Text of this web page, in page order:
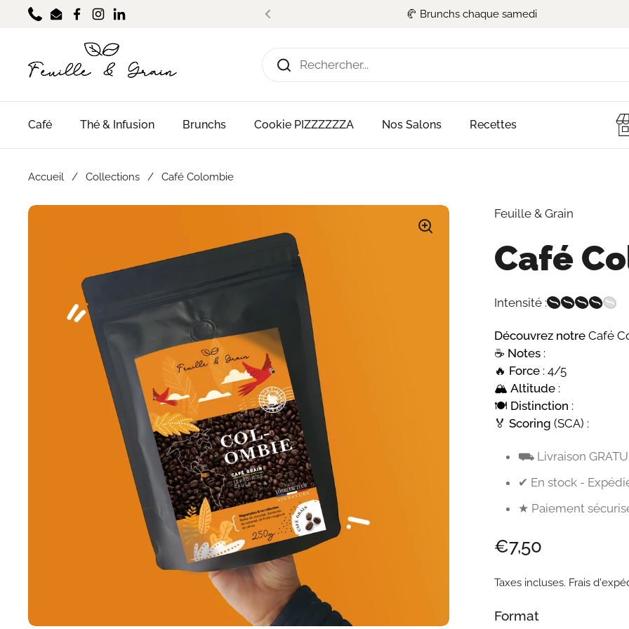
Passer au contenu
PhoneEmailFacebook
Instagram
LinkedIn Précédent
🥐 Brunchs chaque samedi
Café Thé & Infusion Brunchs Cookie PIZZZZZZA Nos Salons Recettes
Accueil / Collections / Café Colombie
Feuille & Grain
Café
Intensité :
Découvrez notre Café
☕ Notes :
🔥 Force : 4/5
🏔️ Altitude :
🍽️ Distinction :
🏅 Scoring (SCA) :
⛟ Livraison
✔ En stock -
★ Paiement
Prix:
€7,50
Taxes incluses. Frais
Format